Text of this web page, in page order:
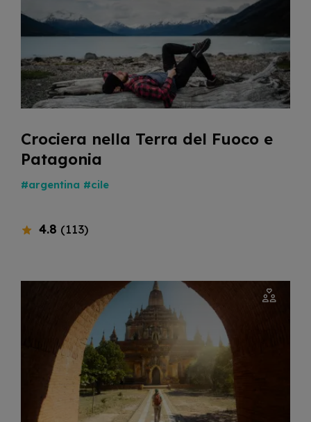
Crociera nella Terra del Fuoco e
Patagonia
#argentina #cile
4.8 (113)